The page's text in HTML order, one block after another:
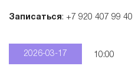
Записаться: +7 920 407 99 40
2026-03-17 10:00